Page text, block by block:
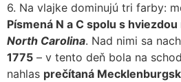
6. Na vlajke dominujú tri farby:
Písmená N a C spolu s
North Carolina. Nad nimi sa
1775 – v tento deň bola na
nahlas prečítaná